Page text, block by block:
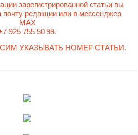
зарегистрированной статьи вы
почту редакции или в мессенджер
MAX
925 755 50 99.
УКАЗЫВАТЬ НОМЕР СТАТЬИ.